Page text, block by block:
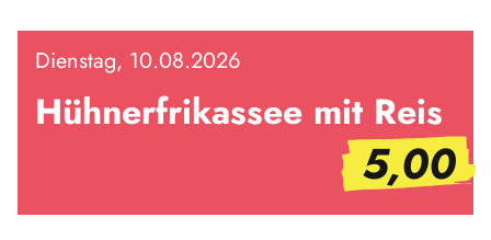
Dienstag, 10.08.2026
Hühnerfrikassee mit Reis
5,00